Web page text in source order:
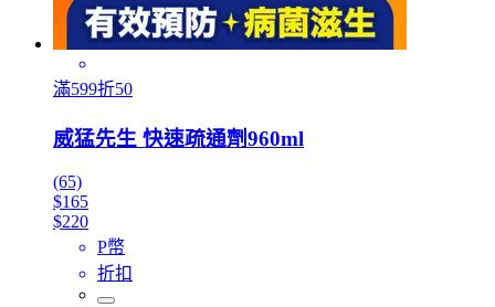
滿599折50
威猛先生 快速疏通劑960ml
(65)
$165
$220
P幣
折扣